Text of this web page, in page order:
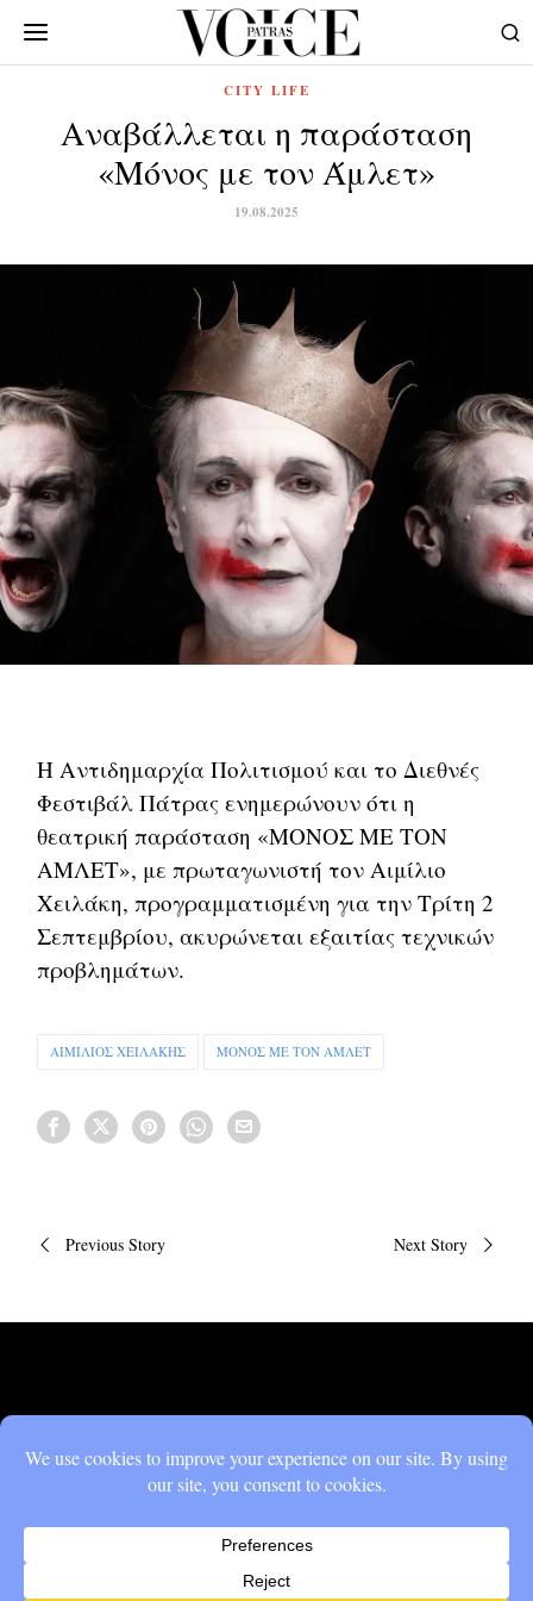
CITY LIFE
Αναβάλλεται η παράσταση
«Μόνος με τον Άμλετ»
19.08.2025
Η Αντιδημαρχία Πολιτισμού και το Διεθνές
Φεστιβάλ Πάτρας ενημερώνουν ότι η
θεατρική παράσταση «ΜΟΝΟΣ ΜΕ ΤΟΝ
ΑΜΛΕΤ», με πρωταγωνιστή τον Αιμίλιο
Χειλάκη, προγραμματισμένη για την Τρίτη 2
Σεπτεμβρίου, ακυρώνεται εξαιτίας τεχνικών
προβλημάτων.
ΑΙΜΙΛΙΟΣ ΧΕΙΛΑΚΗΣ ΜΟΝΟΣ ΜΕ ΤΟΝ ΑΜΛΕΤ
Πλοήγηση
Previous Story Next Story